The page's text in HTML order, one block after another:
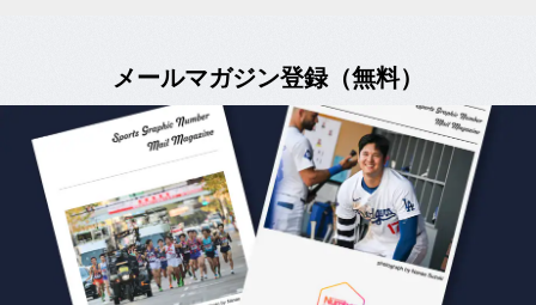
メールマガジン登録（無料）